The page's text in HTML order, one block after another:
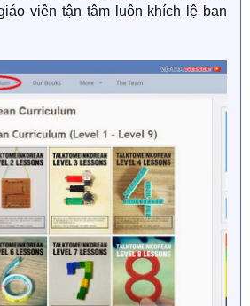
viên tận tâm luôn khích lệ bạn